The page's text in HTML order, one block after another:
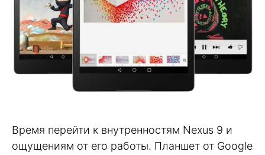
Время перейти к внутренностям Nexus 9 и
ощущениям от его работы. Планшет от Google